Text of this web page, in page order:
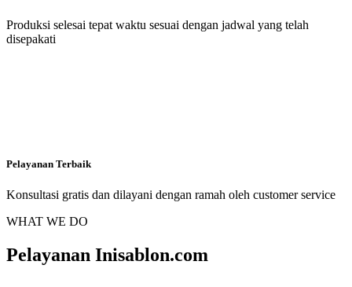
Produksi selesai tepat waktu sesuai dengan jadwal yang telah
disepakati
Pelayanan Terbaik
Konsultasi gratis dan dilayani dengan ramah oleh customer service
WHAT WE DO
Pelayanan Inisablon.com